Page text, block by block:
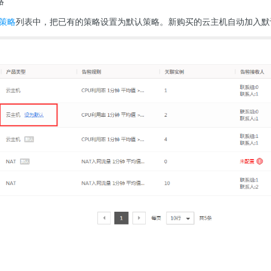
略列表中，把已有的策略设置为默认策略。新购买的云主机自动加入